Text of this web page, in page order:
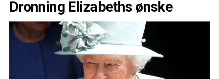
Dronning Elizabeths ønske